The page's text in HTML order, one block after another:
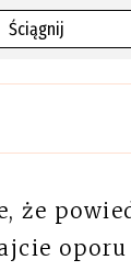
Ściągnij
że
oporu